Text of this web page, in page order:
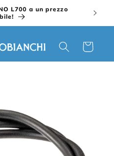
L700 a un prezzo
Carrello